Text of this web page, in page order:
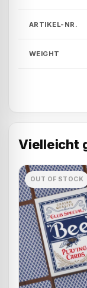
ARTIKEL-NR.
WEIGHT
Vielleicht
OUT OF STOCK